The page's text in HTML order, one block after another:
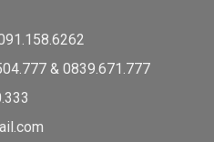
& 0839.671.777